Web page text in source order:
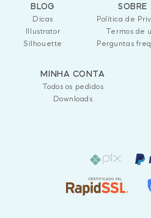
BLOG
Dicas
Illustrator
Silhouette
SOBRE
Política de
Termos de
Perguntas
MINHA CONTA
Todos os pedidos
Downloads